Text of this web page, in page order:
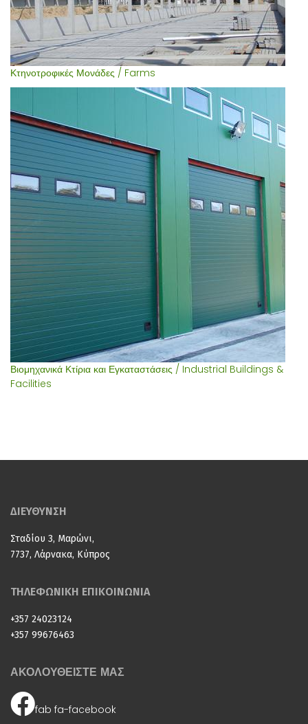
Κτηνοτροφικές Μονάδες / Farms
Βιομηχανικά Κτίρια και Εγκαταστάσεις / Industrial Buildings &
Facilities
ΔΙΕΥΘΥΝΣΗ
Σταδίου 3, Μαρώνι,
7737, Λάρνακα, Κύπρος
ΤΗΛΕΦΩΝΙΚΗ ΕΠΙΚΟΙΝΩΝΙΑ
+357 24023124
+357 99676463
ΑΚΟΛΟΥΘΕΙΣΤΕ ΜΑΣ
fab fa-facebook